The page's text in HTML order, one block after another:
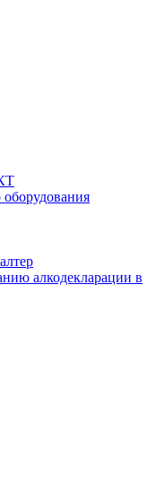
алкодекларации в